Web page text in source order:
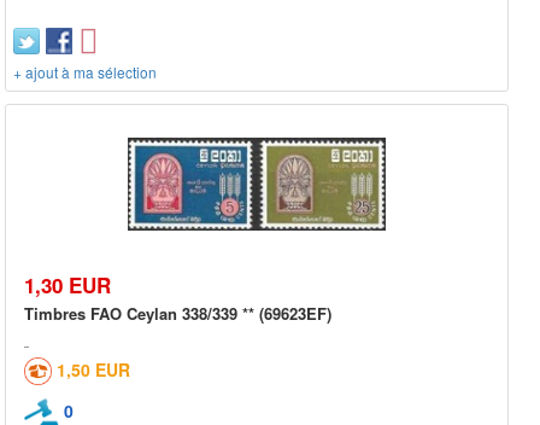
+ ajout à ma sélection
1,30 EUR
Timbres FAO Ceylan 338/339 ** (69623EF)
1,50 EUR
0